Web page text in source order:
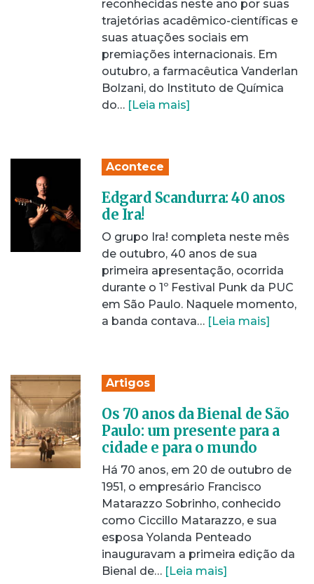
reconhecidas neste ano por suas
trajetórias acadêmico-científicas e
suas atuações sociais em
premiações internacionais. Em
outubro, a farmacêutica Vanderlan
Bolzani, do Instituto de Química
do… [Leia mais]
Acontece
Edgard Scandurra: 40 anos
de Ira!
O grupo Ira! completa neste mês
de outubro, 40 anos de sua
primeira apresentação, ocorrida
durante o 1º Festival Punk da PUC
em São Paulo. Naquele momento,
a banda contava… [Leia mais]
Artigos
Os 70 anos da Bienal de São
Paulo: um presente para a
cidade e para o mundo
Há 70 anos, em 20 de outubro de
1951, o empresário Francisco
Matarazzo Sobrinho, conhecido
como Ciccillo Matarazzo, e sua
esposa Yolanda Penteado
inauguravam a primeira edição da
Bienal de… [Leia mais]